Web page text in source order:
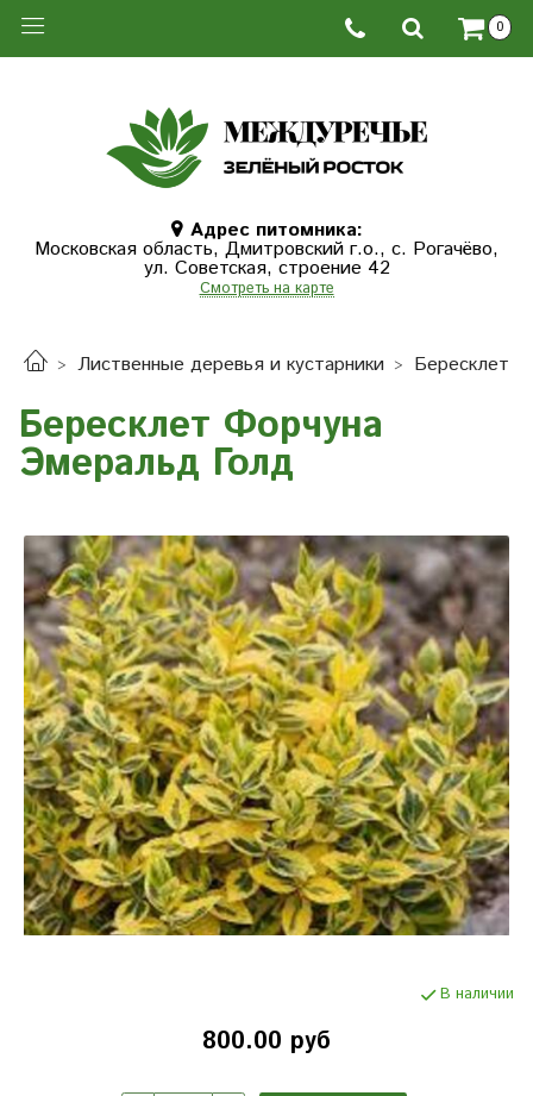
0
Адрес питомника:
Московская область, Дмитровcкий г.о., с. Рогачёво,
ул. Советская, строение 42
Смотреть на карте
Лиственные деревья и кустарники Бересклет
Бересклет Форчуна
Эмеральд Голд
В наличии
800.00 руб